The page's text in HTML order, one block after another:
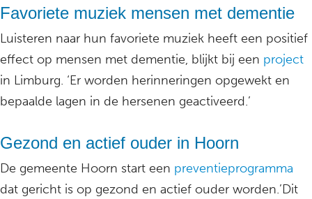
Favoriete muziek mensen met dementie
Luisteren naar hun favoriete muziek heeft een positief
effect op mensen met dementie, blijkt bij een project
in Limburg. ‘Er worden herinneringen opgewekt en
bepaalde lagen in de hersenen geactiveerd.’
Gezond en actief ouder in Hoorn
De gemeente Hoorn start een preventieprogramma
dat gericht is op gezond en actief ouder worden.’Dit